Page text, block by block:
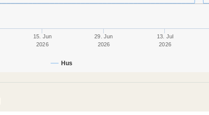
Hus
15. Jun
2026
29. Jun
2026
13. Jul
2026